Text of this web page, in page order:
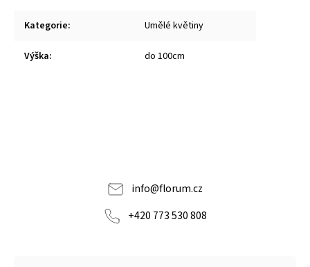
Kategorie: Umělé květiny
Výška: do 100cm
info@florum.cz
+420 773 530 808